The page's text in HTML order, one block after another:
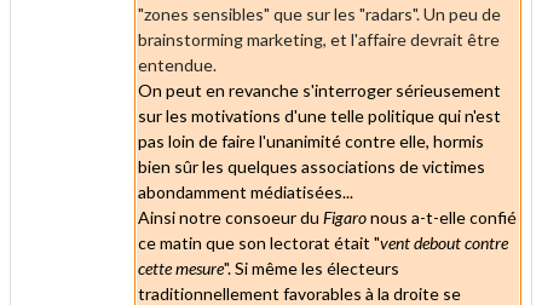
"zones sensibles" que sur les "radars". Un peu de
brainstorming marketing, et l'affaire devrait être
entendue.
On peut en revanche s'interroger sérieusement
sur les motivations d'une telle politique qui n'est
pas loin de faire l'unanimité contre elle, hormis
bien sûr les quelques associations de victimes
abondamment médiatisées...
Ainsi notre consoeur du Figaronous a-t-elle confié
ce matin que son lectorat était "vent debout contre
cette mesure". Si même les électeurs
traditionnellement favorables à la droite se